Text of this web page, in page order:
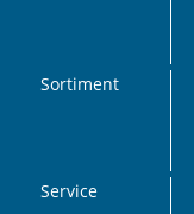
Sortiment
Service